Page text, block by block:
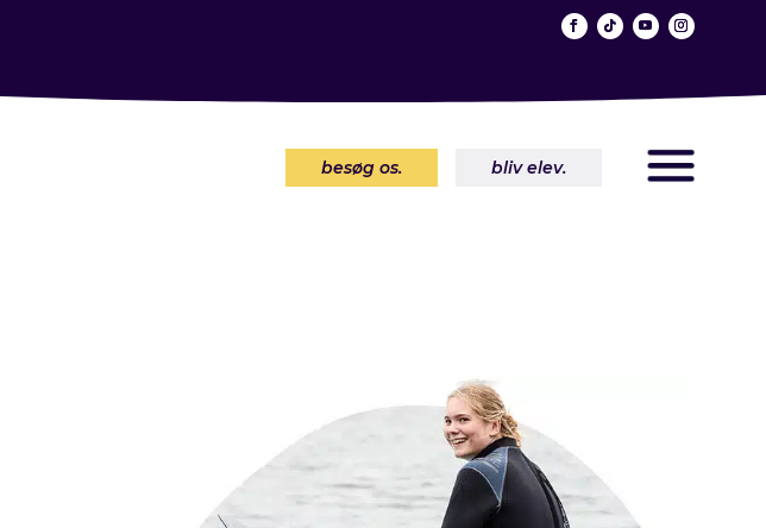
besøg os. bliv elev.